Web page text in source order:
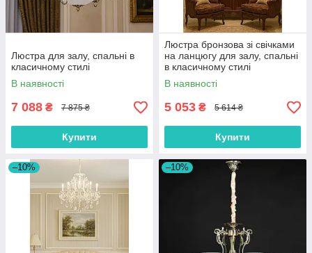
Люстра для залу, спальні в
класичному стилі
В наявності
7 088 ₴ 7 875 ₴
Купити
Люстра бронзова зі свічками
на ланцюгу для залу, спальні
в класичному стилі
В наявності
5 053 ₴ 5 614 ₴
Купити
–10% –10%